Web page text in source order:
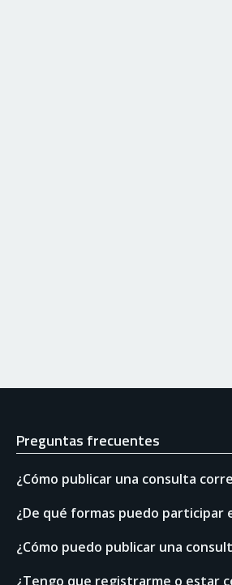
Preguntas frecuentes
¿Cómo publicar una consulta
¿De qué formas puedo participar
¿Cómo puedo publicar una
¿Tengo que registrarme o estar